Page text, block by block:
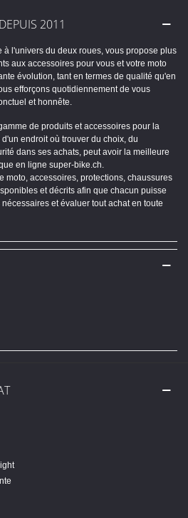
2011
à l'univers du deux roues, vous propose plus
aux accessoires pour vous et votre moto
évolution, tant en termes de qualité qu'en
efforçons quotidiennement de vous
et honnête.
de produits et accessoires pour la
endroit où trouver du choix, du
dans ses achats, peut avoir la meilleure
en ligne super-bike.ch.
moto, accessoires, protections, chaussures
et décrits afin que chacun puisse
et évaluer tout achat en toute